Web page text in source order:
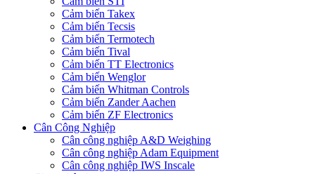
Cảm biến Takex
Cảm biến Tecsis
Cảm biến Termotech
Cảm biến Tival
Cảm biến TT Electronics
Cảm biến Wenglor
Cảm biến Whitman Controls
Cảm biến Zander Aachen
Cảm biến ZF Electronics
Cân Công Nghiệp
Cân công nghiệp A&D Weighing
Cân công nghiệp Adam Equipment
Cân công nghiệp IWS Inscale